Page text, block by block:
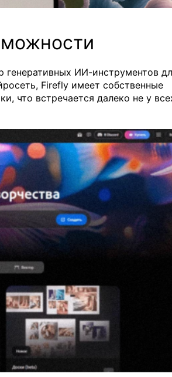
ИИ-инструментов
Firefly имеет собственные
что встречается далеко не у